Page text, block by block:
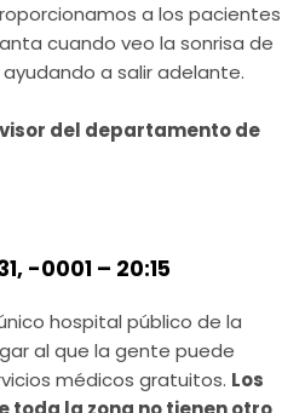
a los pacientes
cuando veo la sonrisa de
a salir adelante.
del departamento de
-0001 – 20:15
hospital público de la
al que la gente puede
médicos gratuitos. Los